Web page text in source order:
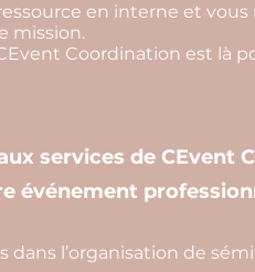
en interne et vous
mission.
Coordination est là
services de CEvent
événement
dans l’organisation de